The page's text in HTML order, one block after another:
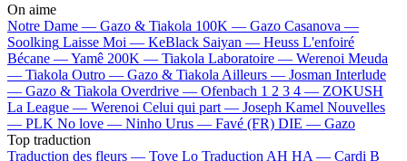
On aime
Notre Dame — Gazo & Tiakola 100K — Gazo Casanova —
Soolking Laisse Moi — KeBlack Saiyan — Heuss L'enfoiré
Bécane —Yamê 200K — Tiakola Laboratoire — Werenoi Meuda
— Tiakola Outro — Gazo & Tiakola Ailleurs — Josman Interlude
— Gazo & Tiakola Overdrive — Ofenbach 1 2 3 4 — ZOKUSH
La League — Werenoi Celui qui part — Joseph Kamel Nouvelles
— PLK No love — Ninho Urus — Favé (FR) DIE — Gazo
Top traduction
Traduction des fleurs — Tove Lo Traduction AH HA — Cardi B